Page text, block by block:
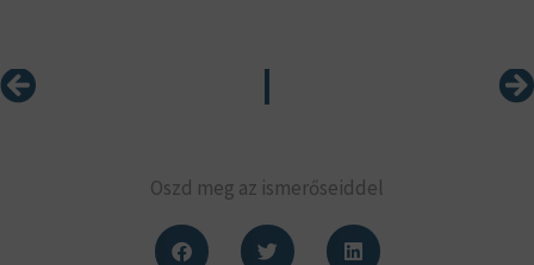
Előző
Oszd meg az ismerőseiddel